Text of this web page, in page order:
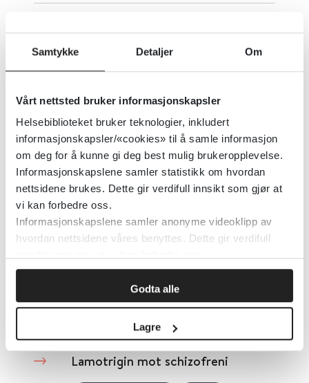
Samtykke Detaljer Om
Vårt nettsted bruker informasjonskapsler
Helsebiblioteket bruker teknologier, inkludert
informasjonskapsler/«cookies» til å samle informasjon
om deg for å kunne gi deg best mulig brukeropplevelse.
Informasjonskapslene samler statistikk om hvordan
nettsidene brukes. Dette gir verdifull innsikt som gjør at
vi kan forbedre oss.
Informasjonskapslene samler anonyme videoklipp av
hvordan nettsidene våres benyttes. Dette gir verdifull
Godta alle
Lagre
Lagerhold - Anbefalt lagerhold av
CBRNE-antidoter og legemidler i
norsk helsetjeneste
Oslo Universitetssykehus
Detaljer
Lamotrigin i
vedlikeholdsbehandling av bipolar
lidelse
Cochrane Library 2021
Detaljer
Lamotrigin mot schizofreni